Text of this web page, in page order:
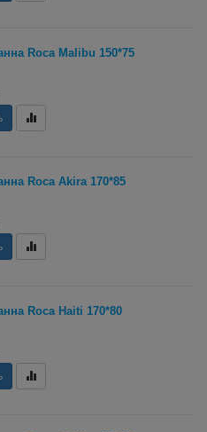
Roca Malibu 150*75
Roca Akira 170*85
Roca Haiti 170*80